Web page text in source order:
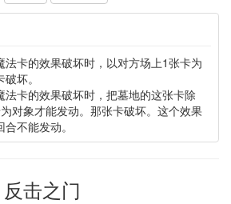
卡的效果破坏时，以对方场上1张卡为
坏。
卡的效果破坏时，把墓地的这张卡除
对象才能发动。那张卡破坏。这个效果
不能发动。
反击之门